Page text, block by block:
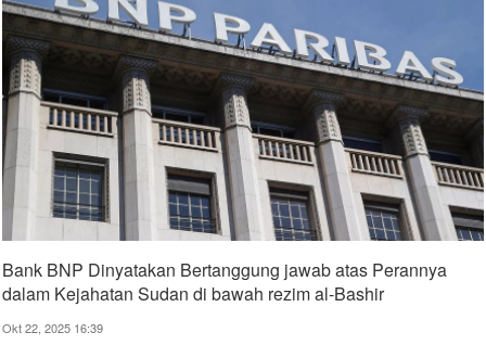
Bank BNP Dinyatakan Bertanggung jawab atas Perannya
dalam Kejahatan Sudan di bawah rezim al-Bashir
Okt 22, 2025 16:39